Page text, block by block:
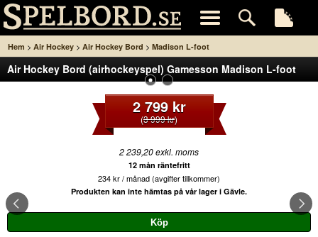
Hem > Air Hockey > Air Hockey Bord > Madison L-foot
Air Hockey Bord (airhockeyspel) Gamesson Madison L-foot
2 799 kr
(3 999 kr)
2 239,20 exkl. moms
12 mån räntefritt
234 kr / månad (avgifter tillkommer)
Produkten kan inte hämtas på vår lager i Gävle.